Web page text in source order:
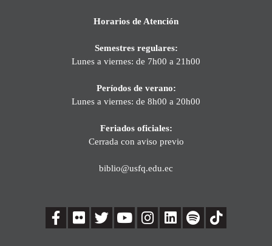
Horarios de Atención
Semestres regulares:
Lunes a viernes: de 7h00 a 21h00
Períodos de verano:
Lunes a viernes: de 8h00 a 20h00
Feriados oficiales:
Cerrada con aviso previo
biblio@usfq.edu.ec